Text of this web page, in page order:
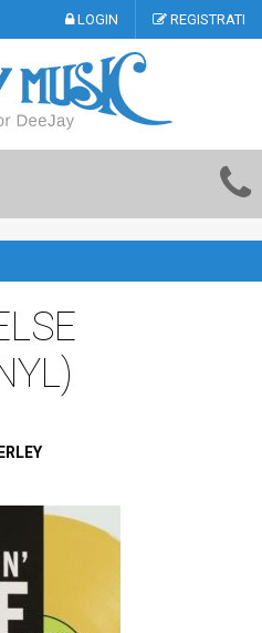
LOGIN REGISTRATI